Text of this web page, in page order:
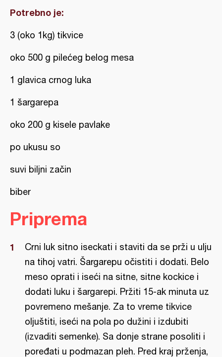
Potrebno je:
3 (oko 1kg) tikvice
oko 500 g pilećeg belog mesa
1 glavica crnog luka
1 šargarepa
oko 200 g kisele pavlake
po ukusu so
suvi biljni začin
biber
Priprema
Crni luk sitno iseckati i staviti da se prži u ulju
na tihoj vatri. Šargarepu očistiti i dodati. Belo
meso oprati i iseći na sitne, sitne kockice i
dodati luku i šargarepi. Pržiti 15-ak minuta uz
povremeno mešanje. Za to vreme tikvice
oljuštiti, iseći na pola po dužini i izdubiti
(izvaditi semenke). Sa donje strane posoliti i
poređati u podmazan pleh. Pred kraj prženja,